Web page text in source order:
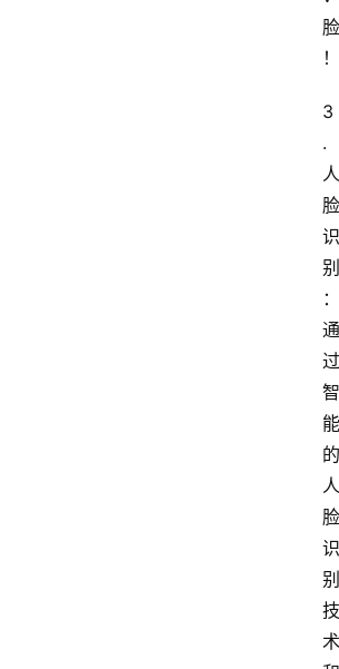
脸
！
3
.
人
脸
识
别
：
通
过
智
能
的
人
脸
识
别
技
术